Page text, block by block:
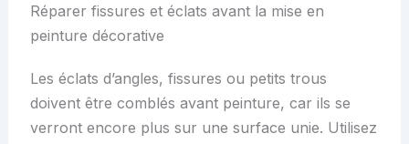
Réparer fissures et éclats avant la mise en
peinture décorative
Les éclats d’angles, fissures ou petits trous
doivent être comblés avant peinture, car ils se
verront encore plus sur une surface unie. Utilisez